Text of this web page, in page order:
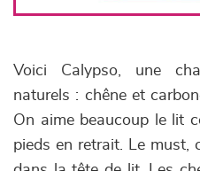
Voici Calypso, une
naturels : chêne et
On aime beaucoup le lit
pieds en retrait. Le must,